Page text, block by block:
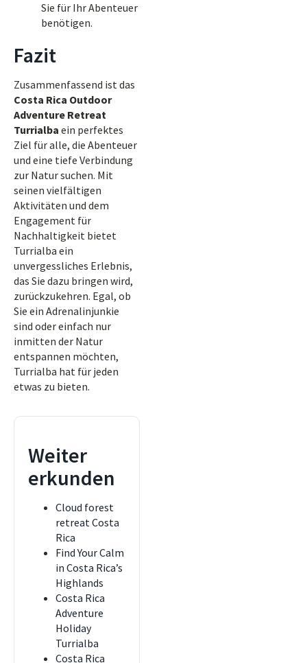
Sie für Ihr Abenteuer
benötigen.
Fazit
Zusammenfassend ist das
Costa Rica Outdoor
Adventure Retreat
Turrialba ein perfektes
Ziel für alle, die Abenteuer
und eine tiefe Verbindung
zur Natur suchen. Mit
seinen vielfältigen
Aktivitäten und dem
Engagement für
Nachhaltigkeit bietet
Turrialba ein
unvergessliches Erlebnis,
das Sie dazu bringen wird,
zurückzukehren. Egal, ob
Sie ein Adrenalinjunkie
sind oder einfach nur
inmitten der Natur
entspannen möchten,
Turrialba hat für jeden
etwas zu bieten.
Weiter
erkunden
Cloud forest
retreat Costa
Rica
Find Your Calm
in Costa Rica’s
Highlands
Costa Rica
Adventure
Holiday
Turrialba
Costa Rica